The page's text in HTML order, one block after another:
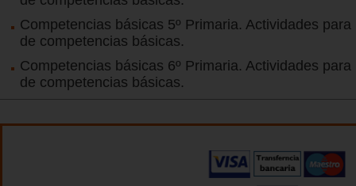
Competencias básicas 5º Primaria. Actividades
de competencias básicas.
Competencias básicas 6º Primaria. Actividades
de competencias básicas.